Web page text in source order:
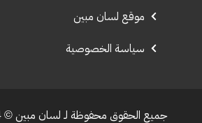
موقع لسان مبين
سياسة الخصوصية
جميع الحقوق محفوظة لـ لسان مبين © 1444هـ - 2023 م